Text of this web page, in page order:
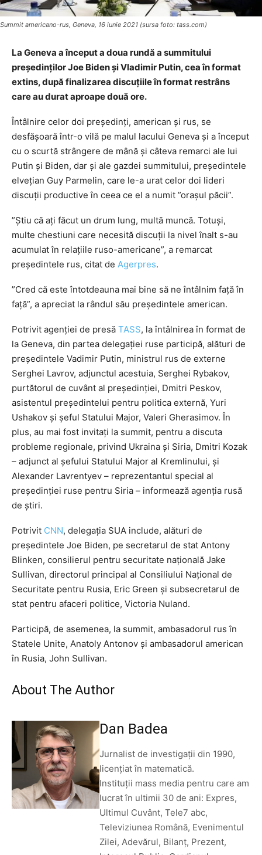
Summit americano-rus, Geneva, 16 iunie 2021 (sursa foto: tass.com)
La Geneva a început a doua rundă a summitului
președinților Joe Biden și Vladimir Putin, cea în format
extins, după finalizarea discuțiile în format restrâns
care au durat aproape două ore.
Întâlnire celor doi președinți, american și rus, se
desfăşoară într-o vilă pe malul lacului Geneva și a început
cu o scurtă strângere de mână şi câteva remarci ale lui
Putin şi Biden, dar şi ale gazdei summitului, preşedintele
elveţian Guy Parmelin, care le-a urat celor doi lideri
discuţii productive în ceea ce el a numit ”oraşul păcii”.
”Ştiu că aţi făcut un drum lung, multă muncă. Totuşi,
multe chestiuni care necesită discuţii la nivel înalt s-au
acumulat în relaţiile ruso-americane”, a remarcat
preşedintele rus, citat de Agerpres.
”Cred că este întotdeauna mai bine să ne întâlnim faţă în
faţă”, a apreciat la rândul său preşedintele american.
Potrivit agenției de presă TASS, la întâlnirea în format de
la Geneva, din partea delegației ruse participă, alături de
președintele Vadimir Putin, ministrul rus de externe
Serghei Lavrov, adjunctul acestuia, Serghei Rybakov,
purtătorul de cuvânt al președinției, Dmitri Peskov,
asistentul președintelui pentru politica externă, Yuri
Ushakov și șeful Statului Major, Valeri Gherasimov. În
plus, au mai fost invitați la summit, pentru a discuta
probleme regionale, privind Ukraina și Siria, Dmitri Kozak
– adjunct al șefului Statului Major al Kremlinului, și
Alexander Lavrentyev – reprezentantul special al
președinției ruse pentru Siria – informează agenția rusă
de știri.
Potrivit CNN, delegația SUA include, alături de
președintele Joe Biden, pe secretarul de stat Antony
Blinken, consilierul pentru securitate națională Jake
Sullivan, directorul principal al Consiliului Național de
Securitate pentru Rusia, Eric Green și subsecretarul de
stat pentru afaceri politice, Victoria Nuland.
Participă, de asemenea, la summit, ambasadorul rus în
Statele Unite, Anatoly Antonov și ambasadorul american
în Rusia, John Sullivan.
About The Author
Dan Badea
Jurnalist de investigații din 1990,
licențiat în matematică.
Instituții mass media pentru care am
lucrat în ultimii 30 de ani: Expres,
Ultimul Cuvânt, Tele7 abc,
Televiziunea Română, Evenimentul
Zilei, Adevărul, Bilanț, Prezent,